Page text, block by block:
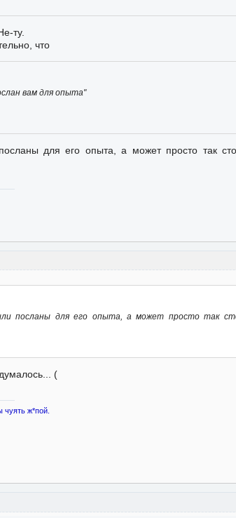
ту.
что
вам для опыта"
для его опыта, а может просто так
посланы для его опыта, а может просто так
(
чуять ж*пой.